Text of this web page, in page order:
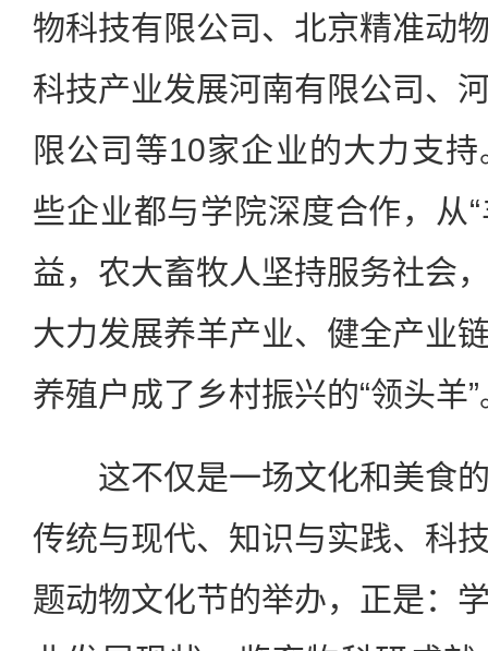
物科技有限公司、北京精准动
科技产业发展河南有限公司、
限公司等10家企业的大力支
些企业都与学院深度合作，从“
益，农大畜牧人坚持服务社会
大力发展养羊产业、健全产业
养殖户成了乡村振兴的“领头羊”
这不仅是一场文化和美食的
传统与现代、知识与实践、科
题动物文化节的举办，正是：